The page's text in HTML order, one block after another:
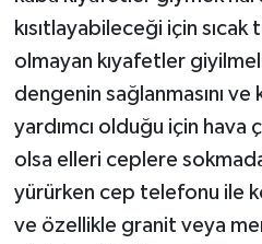
kısıtlayabileceği için sıcak
olmayan kıyafetler
dengenin sağlanmasını
yardımcı olduğu için hava
olsa elleri ceplere
yürürken cep telefonu ile
ve özellikle granit veya